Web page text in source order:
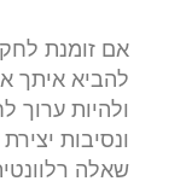
אם זומנת
להביא איתך
ולהיות ערוך
ונסיבות
שאלה